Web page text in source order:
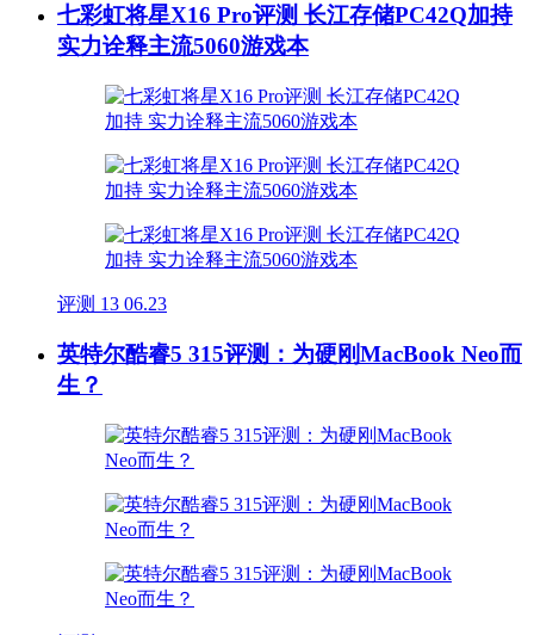
七彩虹将星X16 Pro评测 长江存储PC42Q加持
实力诠释主流5060游戏本
评测 13 06.23
英特尔酷睿5 315评测：为硬刚MacBook Neo而
生？